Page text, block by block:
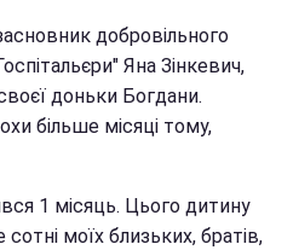
добровільного
Яна Зінкевич,
доньки Богдани.
більше місяці тому,
1 місяць. Цього дитину
моїх близьких, братів,